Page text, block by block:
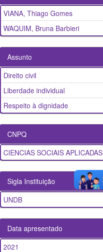
VIANA, Thiago Gomes
WAQUIM, Bruna Barbieri
Assunto
Direito civil
Liberdade individual
Respeito à dignidade
CNPQ
CIENCIAS SOCIAIS APLICADAS
Sigla Instituição
UNDB
Data apresentado
2021